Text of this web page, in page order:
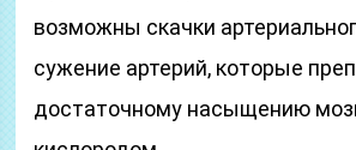
возможны скачки
сужение артерий, которые
достаточному насыщению